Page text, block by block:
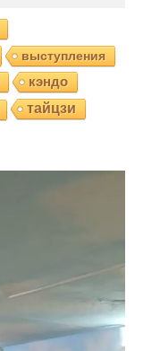
выступления
кэндо
тайцзи